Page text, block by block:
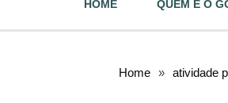
HOME QUEM É O
Home » atividade